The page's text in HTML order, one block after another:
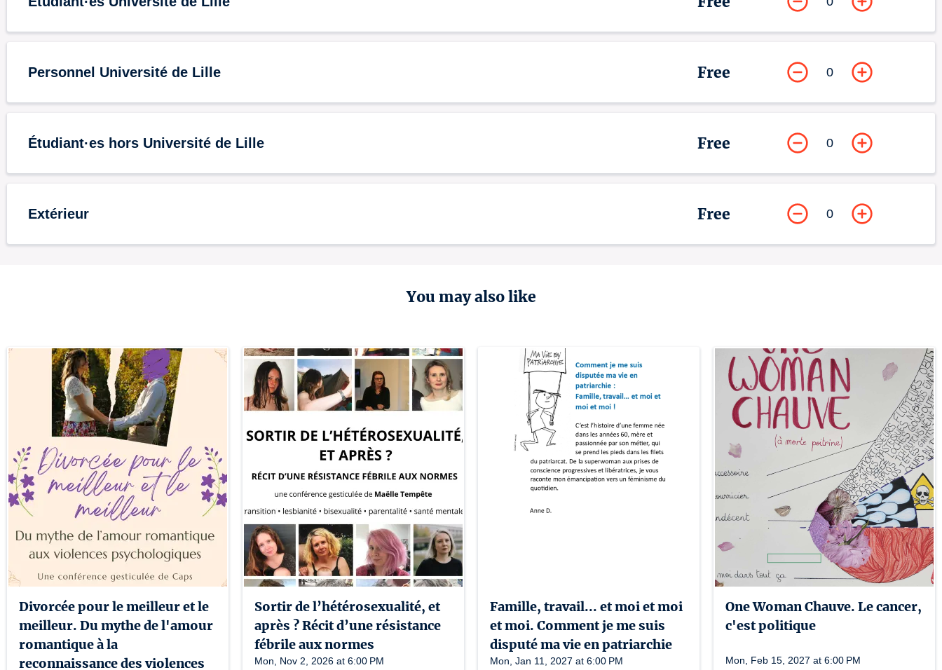
Personnel Université de Lille Free 0
Étudiant·es hors Université de Lille Free 0
Extérieur Free 0
You may also like
Divorcée pour le meilleur et le
meilleur. Du mythe de l'amour
romantique à la
reconnaissance des violences
Sortir de l’hétérosexualité, et
après ? Récit d’une résistance
fébrile aux normes
Mon, Nov 2, 2026 at 6:00 PM
Famille, travail... et moi et moi
et moi. Comment je me suis
disputé ma vie en patriarchie
Mon, Jan 11, 2027 at 6:00 PM
One Woman Chauve. Le cancer,
c'est politique
Mon, Feb 15, 2027 at 6:00 PM